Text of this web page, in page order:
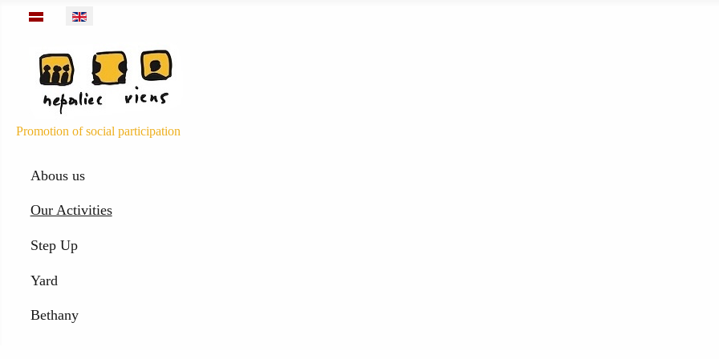
Select your language
Promotion of social participation
Abous us
Our Activities
Step Up
Yard
Bethany